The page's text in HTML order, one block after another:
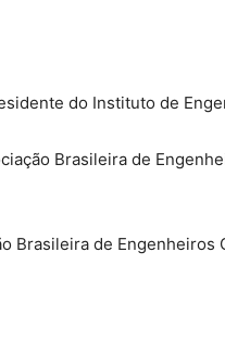
do Instituto de
Brasileira de
Brasileira de Engenheiros